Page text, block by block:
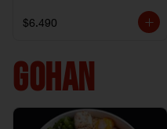
$6.490
GOHAN